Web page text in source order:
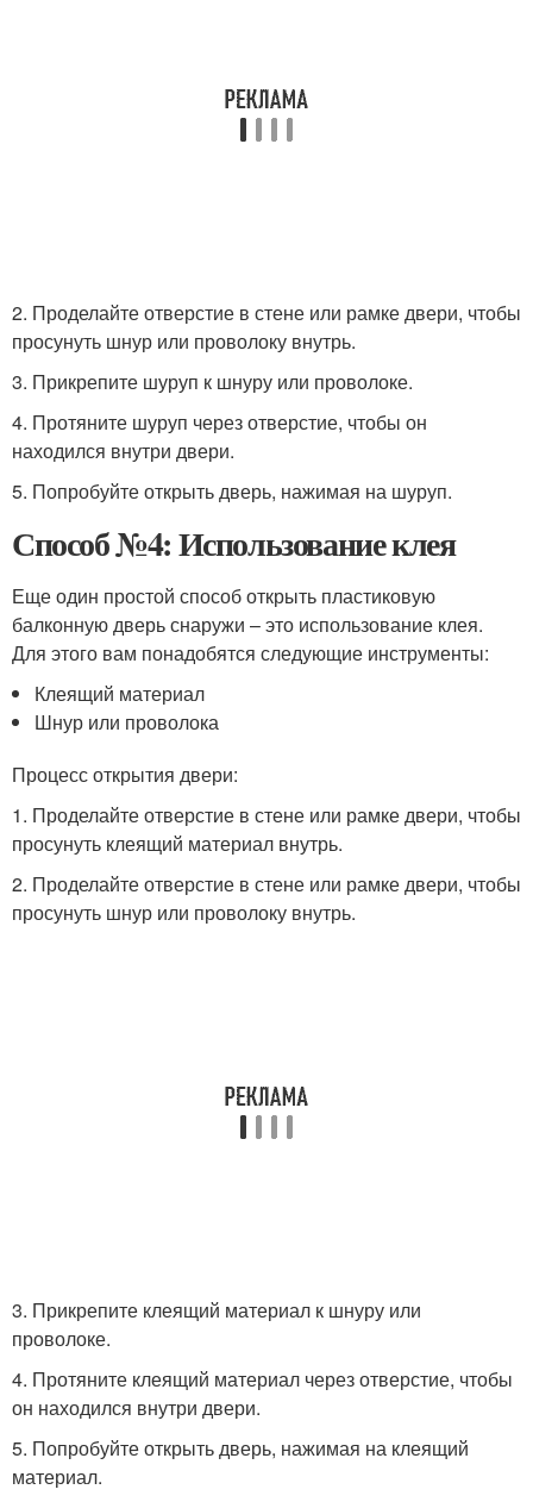
2. Проделайте отверстие в стене или рамке двери, чтобы
просунуть шнур или проволоку внутрь.
3. Прикрепите шуруп к шнуру или проволоке.
4. Протяните шуруп через отверстие, чтобы он
находился внутри двери.
5. Попробуйте открыть дверь, нажимая на шуруп.
Способ №4: Использование клея
Еще один простой способ открыть пластиковую
балконную дверь снаружи – это использование клея.
Для этого вам понадобятся следующие инструменты:
Клеящий материал
Шнур или проволока
Процесс открытия двери:
1. Проделайте отверстие в стене или рамке двери, чтобы
просунуть клеящий материал внутрь.
2. Проделайте отверстие в стене или рамке двери, чтобы
просунуть шнур или проволоку внутрь.
3. Прикрепите клеящий материал к шнуру или
проволоке.
4. Протяните клеящий материал через отверстие, чтобы
он находился внутри двери.
5. Попробуйте открыть дверь, нажимая на клеящий
материал.